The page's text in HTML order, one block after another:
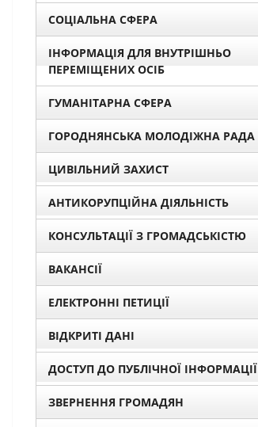
СОЦІАЛЬНА СФЕРА
ІНФОРМАЦІЯ ДЛЯ ВНУТРІШНЬО
ПЕРЕМІЩЕНИХ ОСІБ
ГУМАНІТАРНА СФЕРА
ГОРОДНЯНСЬКА МОЛОДІЖНА РАДА
ЦИВІЛЬНИЙ ЗАХИСТ
АНТИКОРУПЦІЙНА ДІЯЛЬНІСТЬ
КОНСУЛЬТАЦІЇ З ГРОМАДСЬКІСТЮ
ВАКАНСІЇ
ЕЛЕКТРОННІ ПЕТИЦІЇ
ВІДКРИТІ ДАНІ
ДОСТУП ДО ПУБЛІЧНОЇ ІНФОРМАЦІЇ
ЗВЕРНЕННЯ ГРОМАДЯН